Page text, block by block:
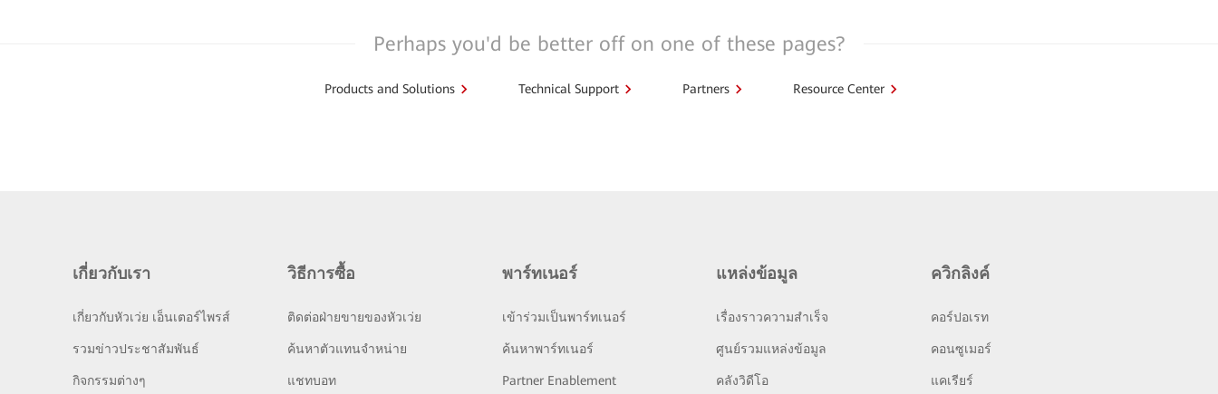
Perhaps you'd be better off on one of these pages?
Products and Solutions Technical Support Partners Resource Center
เกี่ยวกับเรา
เกี่ยวกับหัวเว่ย เอ็นเตอร์ไพรส์
รวมข่าวประชาสัมพันธ์
กิจกรรมต่างๆ
วิธีการซื้อ
ติดต่อฝ่ายขายของหัวเว่ย
ค้นหาตัวแทนจำหน่าย
แชทบอท
พาร์ทเนอร์
เข้าร่วมเป็นพาร์ทเนอร์
ค้นหาพาร์ทเนอร์
Partner Enablement
แหล่งข้อมูล
เรื่องราวความสำเร็จ
ศูนย์รวมแหล่งข้อมูล
คลังวิดีโอ
ควิกลิงค์
คอร์ปอเรท
คอนซูเมอร์
แคเรียร์